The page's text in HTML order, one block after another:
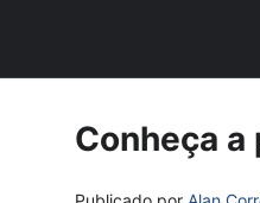
Conheça